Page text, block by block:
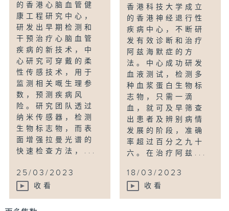
的香港⼼脑⾎管健
康⼯程研究中⼼，
研发出早期检测和
⼲预治疗⼼脑⾎管
疾病的新技术，中
⼼研究可穿戴的柔
性传感技术，⽤于
监测相关嘅⽣理参
数，预测疾病风
险。研究团队透过
纳米传感器，检测
⽣物标志物，而表
⾯增强拉曼光谱的
快速检查⽅法，...
25/03/2023
收看
香港科技大学成立
的香港神经退行性
疾病中心，不断研
发有效诊断和治疗
阿兹海默症的方
法。中心成功研发
血液测试，检测多
种血浆蛋白生物标
志物，只需一滴
血，就可及早筛查
出患者及辨别病情
发展的阶段，准确
率超过百分之九十
六。在治疗阿兹...
18/03/2023
收看